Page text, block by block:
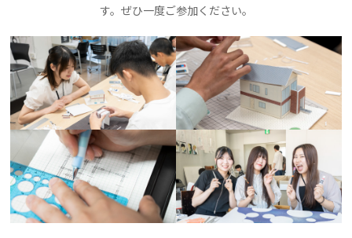
す。ぜひ一度ご参加ください。